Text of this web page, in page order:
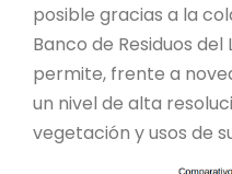
posible gracias a la
Banco de Residuos
permite, frente a
un nivel de alta
vegetación y usos de